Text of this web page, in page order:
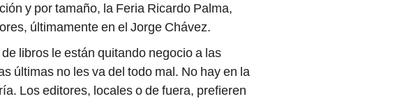
y por tamaño, la Feria Ricardo Palma,
últimamente en el Jorge Chávez.
libros le están quitando negocio a las
últimas no les va del todo mal. No hay en la
Los editores, locales o de fuera, prefieren